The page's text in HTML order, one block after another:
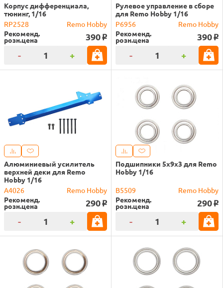
Корпус дифференциала,
тюнинг, 1/16
RP2528
Remo Hobby
Рекоменд.
розн.цена 390 o
- +
Рулевое управление в сборе
для Remo Hobby 1/16
P6956
Remo Hobby
Рекоменд.
розн.цена 390 o
- +
Алюминиевый усилитель
верхней деки для Remo
Hobby 1/16
A4026
Remo Hobby
Рекоменд.
розн.цена 290 o
- +
Подшипники 5x9x3 для Remo
Hobby 1/16
B5509
Remo Hobby
Рекоменд.
розн.цена 290 o
- +